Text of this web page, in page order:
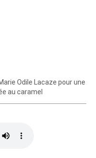
Odile Lacaze pour une
au caramel